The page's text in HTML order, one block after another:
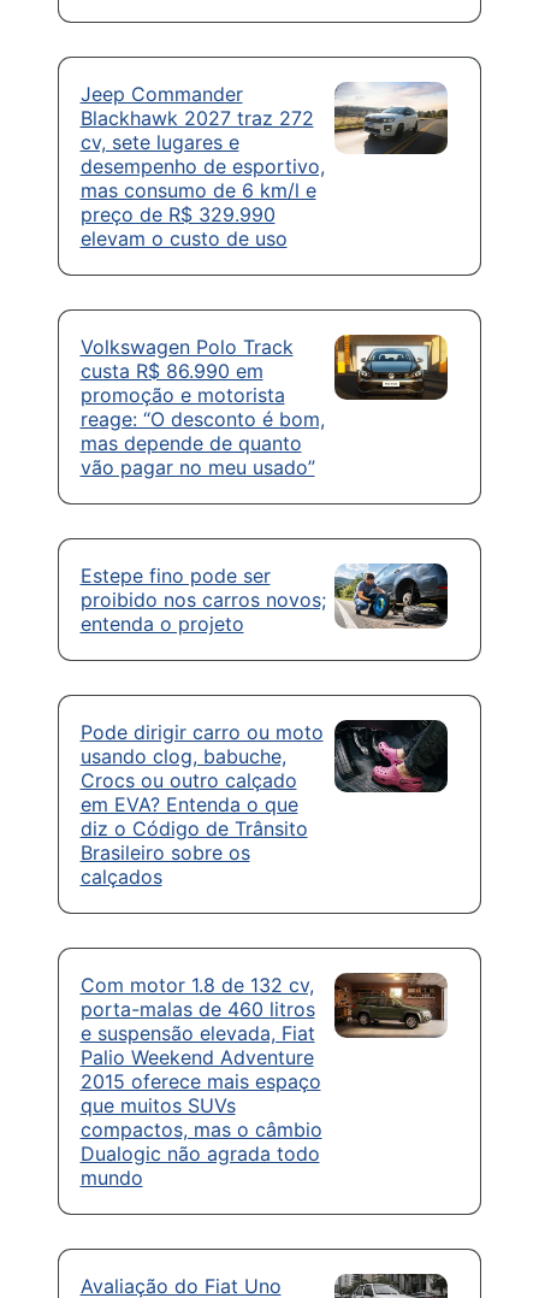
Jeep Commander
Blackhawk 2027 traz 272
cv, sete lugares e
desempenho de esportivo,
mas consumo de 6 km/l e
preço de R$ 329.990
elevam o custo de uso
Volkswagen Polo Track
custa R$ 86.990 em
promoção e motorista
reage: “O desconto é bom,
mas depende de quanto
vão pagar no meu usado”
Estepe fino pode ser
proibido nos carros novos;
entenda o projeto
Pode dirigir carro ou moto
usando clog, babuche,
Crocs ou outro calçado
em EVA? Entenda o que
diz o Código de Trânsito
Brasileiro sobre os
calçados
Com motor 1.8 de 132 cv,
porta-malas de 460 litros
e suspensão elevada, Fiat
Palio Weekend Adventure
2015 oferece mais espaço
que muitos SUVs
compactos, mas o câmbio
Dualogic não agrada todo
mundo
Avaliação do Fiat Uno